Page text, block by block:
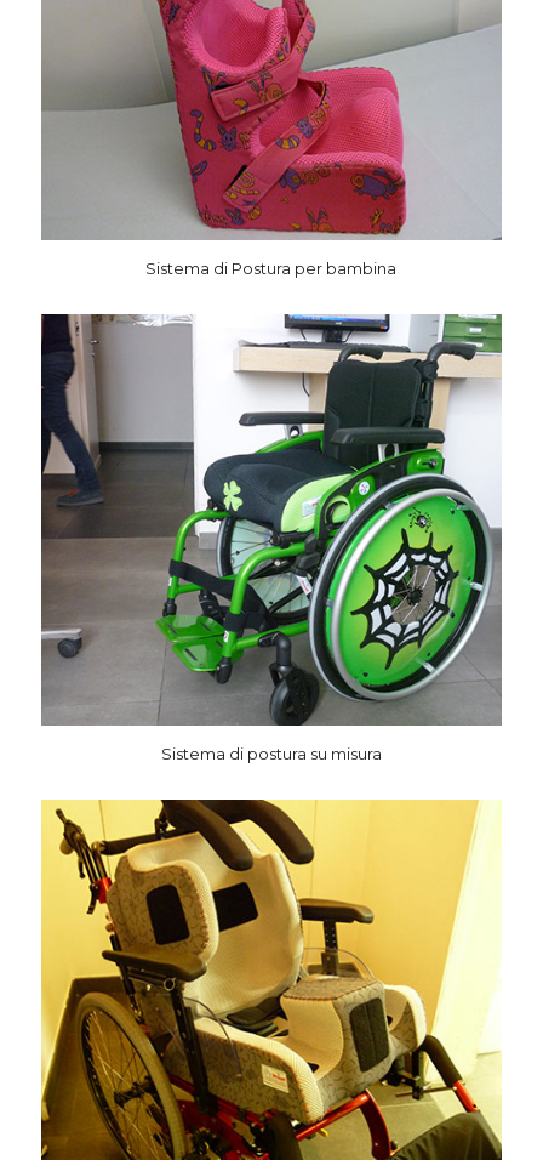
Sistema di Postura per bambina
Sistema di postura su misura